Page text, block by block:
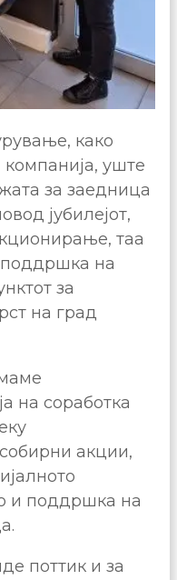
како
уште
за заедница
јубилејот,
таа
на
за
на град
на соработка
акции,
и поддршка на
поттик и за